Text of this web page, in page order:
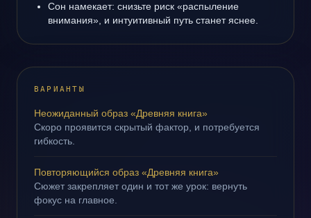
Сон намекает: снизьте риск «распыление
внимания», и интуитивный путь станет яснее.
ВАРИАНТЫ
Неожиданный образ «Древняя книга»
Скоро проявится скрытый фактор, и потребуется
гибкость.
Повторяющийся образ «Древняя книга»
Сюжет закрепляет один и тот же урок: вернуть
фокус на главное.